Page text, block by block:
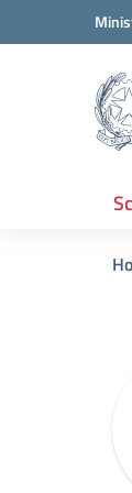
Vai ai contenuti
Vai al menu di